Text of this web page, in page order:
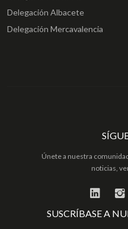
Delegación Albacete
Delegación Mercavalencia
Únete a nuestra
noticias,
SUSCRÍBASE A